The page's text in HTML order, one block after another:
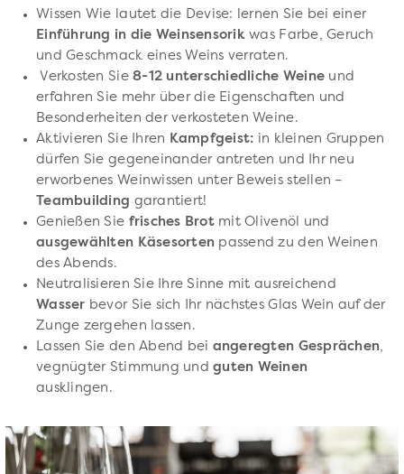
Wissen Wie lautet die Devise: lernen Sie bei einer
Einführung in die Weinsensorikwas Farbe, Geruch
und Geschmack eines Weins verraten.
Verkosten Sie8-12 unterschiedliche Weine und
erfahren Sie mehr über die Eigenschaften und
Besonderheiten der verkosteten Weine.
Aktivieren Sie Ihren Kampfgeist: in kleinen Gruppen
dürfen Sie gegeneinander antreten und Ihr neu
erworbenes Weinwissen unter Beweis stellen –
Teambuilding garantiert!
Genießen Sie frisches Brotmit Olivenöl und
ausgewählten Käsesorten passend zu den Weinen
des Abends.
Neutralisieren Sie Ihre Sinne mit ausreichend
Wasser bevor Sie sich Ihr nächstes Glas Wein auf der
Zunge zergehen lassen.
Lassen Sie den Abend bei angeregten Gesprächen,
vegnügter Stimmung und guten Weinen
ausklingen.